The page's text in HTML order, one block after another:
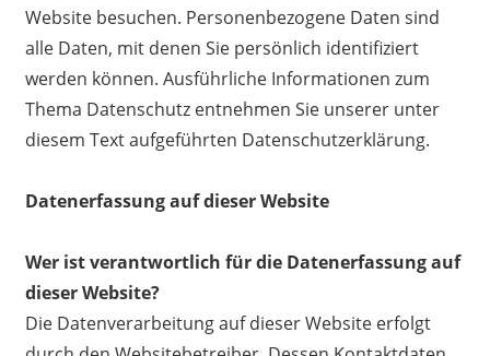
Website besuchen. Personenbezogene Daten sind
alle Daten, mit denen Sie persönlich identifiziert
werden können. Ausführliche Informationen zum
Thema Datenschutz entnehmen Sie unserer unter
diesem Text aufgeführten Datenschutzerklärung.
Datenerfassung auf dieser Website
Wer ist verantwortlich für die Datenerfassung auf
dieser Website?
Die Datenverarbeitung auf dieser Website erfolgt